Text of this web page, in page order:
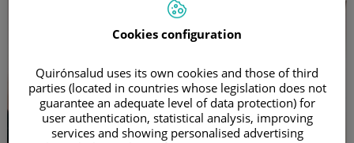
Cookies configuration
Quirónsalud uses its own cookies and those of third
parties (located in countries whose legislation does not
guarantee an adequate level of data protection) for
user authentication, statistical analysis, improving
services and showing personalised advertising